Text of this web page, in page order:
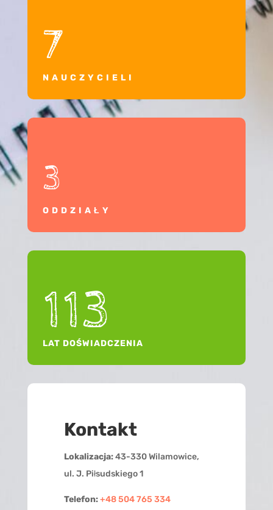
7
NAUCZYCIELI
3
ODDZIAŁY
113
LAT DOŚWIADCZENIA
Kontakt
Lokalizacja:43-330 Wilamowice,
ul. J. Piłsudskiego 1
Telefon:+48 504 765 334